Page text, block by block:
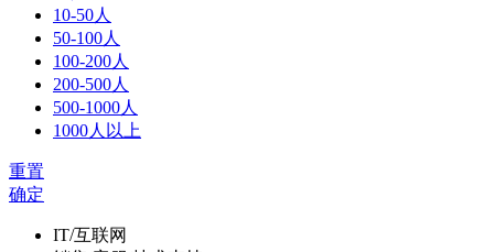
10-50人
50-100人
100-200人
200-500人
500-1000人
1000人以上
重置
确定
IT/互联网